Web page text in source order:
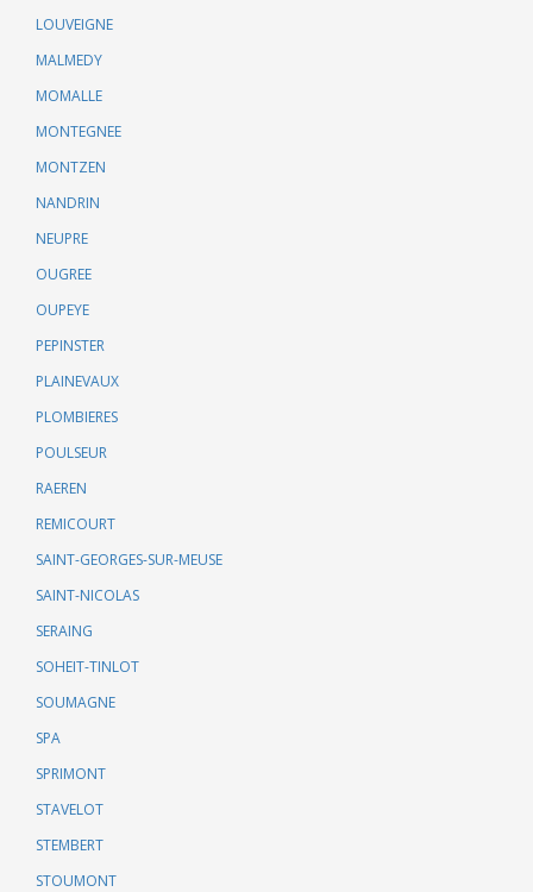
LOUVEIGNE
MALMEDY
MOMALLE
MONTEGNEE
MONTZEN
NANDRIN
NEUPRE
OUGREE
OUPEYE
PEPINSTER
PLAINEVAUX
PLOMBIERES
POULSEUR
RAEREN
REMICOURT
SAINT-GEORGES-SUR-MEUSE
SAINT-NICOLAS
SERAING
SOHEIT-TINLOT
SOUMAGNE
SPA
SPRIMONT
STAVELOT
STEMBERT
STOUMONT